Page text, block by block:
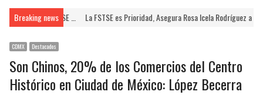
Breaking news
Brinda FSTSE … La FSTSE es Prioridad, Asegura Rosa Icela Rodríguez a
CDMX Destacados
Son Chinos, 20% de los Comercios del Centro
Histórico en Ciudad de México: López Becerra